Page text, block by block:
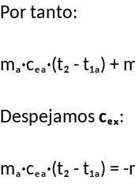
Por tanto:
mₐ·cₑₐ·(t₂ - t₁ₐ) +
Despejamos cₑₓ:
mₐ·cₑₐ·(t₂ - t₁ₐ) = -